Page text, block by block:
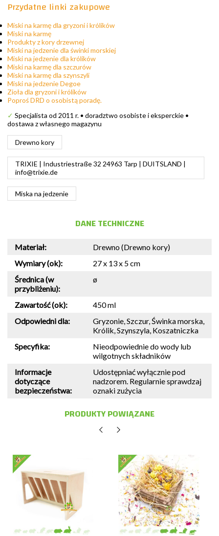
Przydatne linki zakupowe
Miski na karmę dla gryzoni i królików
Miski na karmę
Produkty z kory drzewnej
Miski na jedzenie dla świnki morskiej
Miski na jedzenie dla królików
Miski na karmę dla szczurów
Miski na karmę dla szynszyli
Miski na jedzenie Degoe
Zioła dla gryzoni i królików
Poproś DRD o osobistą poradę.
✓ Specjalista od 2011 r. • doradztwo osobiste i eksperckie •
dostawa z własnego magazynu
Drewno kory
TRIXIE | Industriestraße 32 24963 Tarp | DUITSLAND |
info@trixie.de
Miska na jedzenie
DANE TECHNICZNE
Materiał:
Drewno (Drewno kory)
Wymiary (ok):
27 x 13 x 5 cm
Średnica (w
przybliżeniu):
ø
Zawartość (ok):
450 ml
Odpowiedni dla:
Gryzonie, Szczur, Świnka morska,
Królik, Szynszyla, Koszatniczka
Specyfika:
Nieodpowiednie do wody lub
wilgotnych składników
Informacje
dotyczące
bezpieczeństwa:
Udostępniać wyłącznie pod
nadzorem. Regularnie sprawdzaj
oznaki zużycia
PRODUKTY POWIĄZANE